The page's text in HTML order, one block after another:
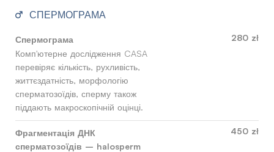
СПЕРМОГРАМА
Спермограма
Комп'ютерне дослідження CASA
перевіряє кількість, рухливість,
життєздатність, морфологію
сперматозоїдів, сперму також
піддають макроскопічній оцінці.
280 zł
Фрагментація ДНК
сперматозоїдів – halosperm
450 zł